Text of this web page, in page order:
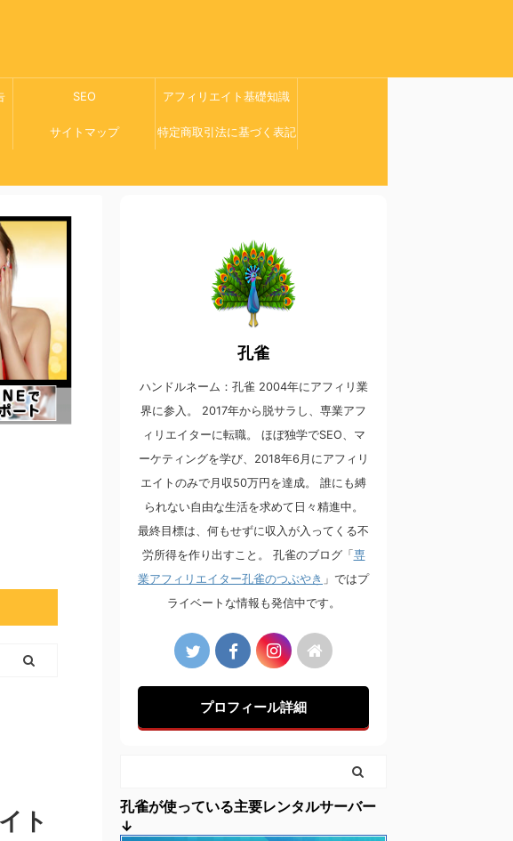
SEO アフィリエイト基礎知識
サイトマップ 特定商取引法に基づく表記
ト
孔雀
ハンドルネーム：孔雀 2004年にアフィリ業
界に参入。 2017年から脱サラし、専業アフ
ィリエイターに転職。 ほぼ独学でSEO、マ
ーケティングを学び、2018年6月にアフィリ
エイトのみで月収50万円を達成。 誰にも縛
られない自由な生活を求めて日々精進中。
最終目標は、何もせずに収入が入ってくる不
労所得を作り出すこと。 孔雀のブログ「 専
業アフィリエイター孔雀のつぶやき 」ではプ
ライベートな情報も発信中です。
プロフィール詳細
孔雀が使っている主要レンタルサーバー
↓